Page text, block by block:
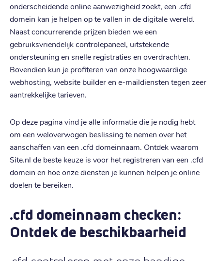
onderscheidende online aanwezigheid zoekt, een .cfd
domein kan je helpen op te vallen in de digitale wereld.
Naast concurrerende prijzen bieden we een
gebruiksvriendelijk controlepaneel, uitstekende
ondersteuning en snelle registraties en overdrachten.
Bovendien kun je profiteren van onze hoogwaardige
webhosting, website builder en e-maildiensten tegen zeer
aantrekkelijke tarieven.
Op deze pagina vind je alle informatie die je nodig hebt
om een weloverwogen beslissing te nemen over het
aanschaffen van een .cfd domeinnaam. Ontdek waarom
Site.nl de beste keuze is voor het registreren van een .cfd
domein en hoe onze diensten je kunnen helpen je online
doelen te bereiken.
.cfd domeinnaam checken:
Ontdek de beschikbaarheid